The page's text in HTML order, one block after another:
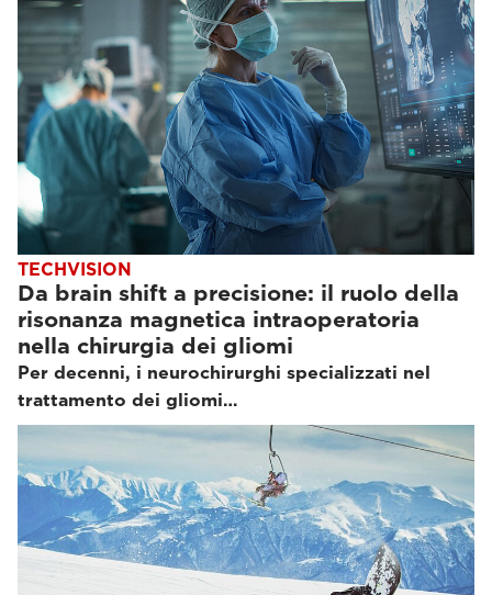
TECHVISION
Da brain shift a precisione: il ruolo della
risonanza magnetica intraoperatoria
nella chirurgia dei gliomi
Per decenni, i neurochirurghi specializzati nel
trattamento dei gliomi…